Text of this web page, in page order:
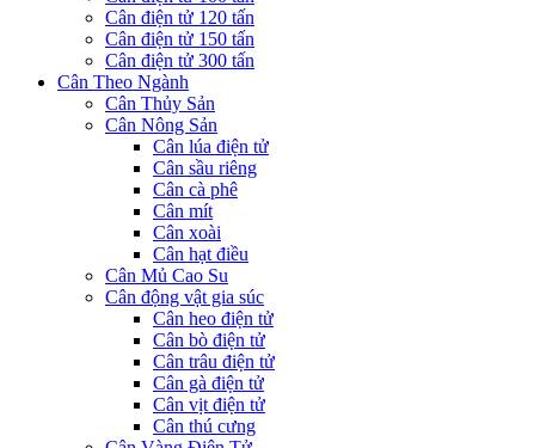
Cân điện tử 120 tấn
Cân điện tử 150 tấn
Cân điện tử 300 tấn
Cân Theo Ngành
Cân Thủy Sản
Cân Nông Sản
Cân lúa điện tử
Cân sầu riêng
Cân cà phê
Cân mít
Cân xoài
Cân hạt điều
Cân Mủ Cao Su
Cân động vật gia súc
Cân heo điện tử
Cân bò điện tử
Cân trâu điện tử
Cân gà điện tử
Cân vịt điện tử
Cân thú cưng